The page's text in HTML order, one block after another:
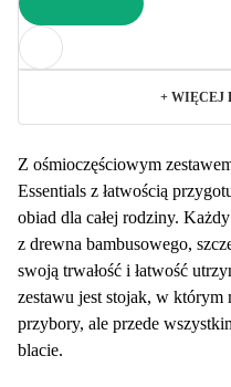
DO KOSZYKA
+ WIĘCEJ
Z ośmioczęściowym
Essentials z łatwością
obiad dla całej rodziny.
z drewna bambusowego,
swoją trwałość i łatwość
zestawu jest stojak, w
przybory, ale przede
blacie.